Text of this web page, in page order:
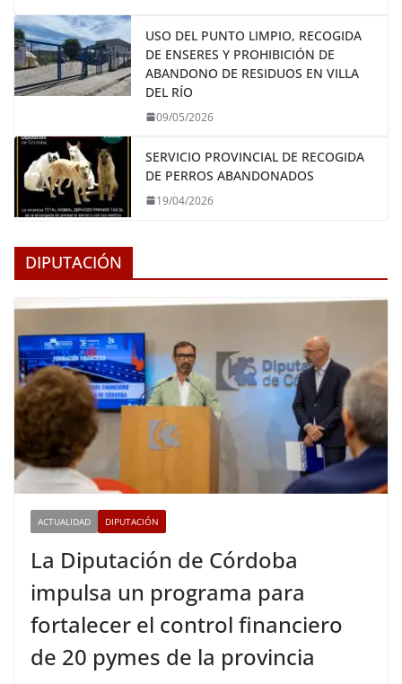
USO DEL PUNTO LIMPIO, RECOGIDA
DE ENSERES Y PROHIBICIÓN DE
ABANDONO DE RESIDUOS EN VILLA
DEL RÍO
09/05/2026
SERVICIO PROVINCIAL DE RECOGIDA
DE PERROS ABANDONADOS
19/04/2026
DIPUTACIÓN
ACTUALIDAD DIPUTACIÓN
La Diputación de Córdoba
impulsa un programa para
fortalecer el control financiero
de 20 pymes de la provincia